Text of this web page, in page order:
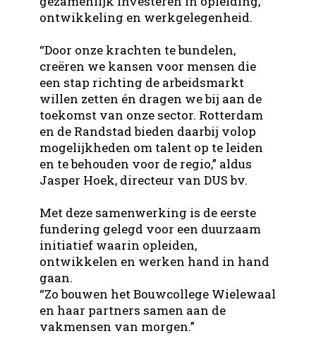
ontwikkeling en werkgelegenheid.
“Door onze krachten te bundelen,
creëren we kansen voor mensen die
een stap richting de arbeidsmarkt
willen zetten én dragen we bij aan de
toekomst van onze sector. Rotterdam
en de Randstad bieden daarbij volop
mogelijkheden om talent op te leiden
en te behouden voor de regio,” aldus
Jasper Hoek, directeur van DUS bv.
Met deze samenwerking is de eerste
fundering gelegd voor een duurzaam
initiatief waarin opleiden,
ontwikkelen en werken hand in hand
gaan.
“Zo bouwen het Bouwcollege Wielewaal
en haar partners samen aan de
vakmensen van morgen.”